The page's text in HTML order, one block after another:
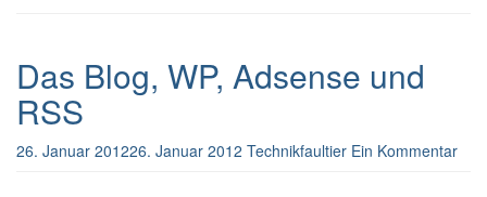
Das Blog, WP, Adsense und
RSS
26. Januar 201226. Januar 2012 Technikfaultier Ein Kommentar